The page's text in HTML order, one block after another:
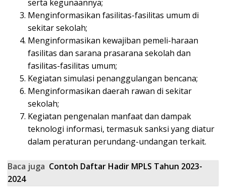
serta kegunaannya;
Menginformasikan fasilitas-fasilitas umum di
sekitar sekolah;
Menginformasikan kewajiban pemeli-haraan
fasilitas dan sarana prasarana sekolah dan
fasilitas-fasilitas umum;
Kegiatan simulasi penanggulangan bencana;
Menginformasikan daerah rawan di sekitar
sekolah;
Kegiatan pengenalan manfaat dan dampak
teknologi informasi, termasuk sanksi yang diatur
dalam peraturan perundang-undangan terkait.
Baca juga Contoh Daftar Hadir MPLS Tahun 2023-
2024